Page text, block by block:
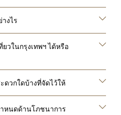
งไร
วในกรุงเทพฯ ได้หรือ
ดวกใดบ้างที่จัดไว้ให้
หนดด้านโภชนาการ